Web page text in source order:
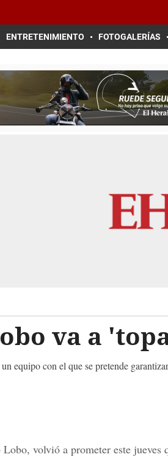
ENTRETENIMIENTO FOTOGALERÍAS
va a
equipo con el que se pretende
volvió a prometer este jueves